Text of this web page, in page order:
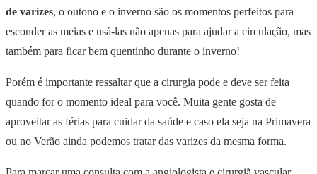
de varizes, o outono e o inverno são os momentos perfeitos para
esconder as meias e usá-las não apenas para ajudar a circulação, mas
também para ficar bem quentinho durante o inverno!
Porém é importante ressaltar que a cirurgia pode e deve ser feita
quando for o momento ideal para você. Muita gente gosta de
aproveitar as férias para cuidar da saúde e caso ela seja na Primavera
ou no Verão ainda podemos tratar das varizes da mesma forma.